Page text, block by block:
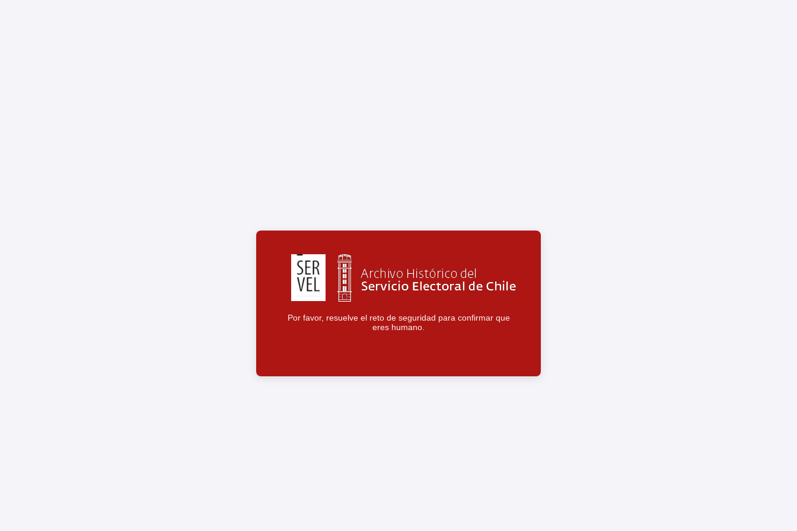
Por favor, resuelve el reto de seguridad para confirmar que
eres humano.